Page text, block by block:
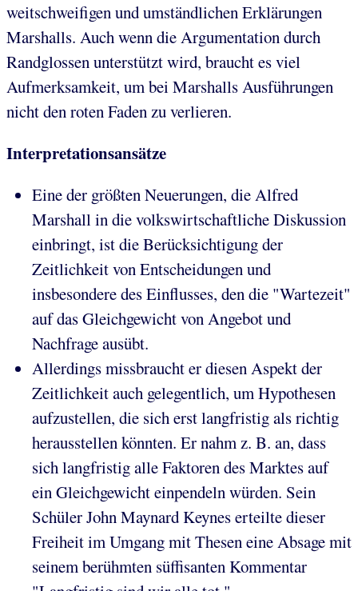
weitschweifigen und umständlichen Erklärungen
Marshalls. Auch wenn die Argumentation durch
Randglossen unterstützt wird, braucht es viel
Aufmerksamkeit, um bei Marshalls Ausführungen
nicht den roten Faden zu verlieren.
Interpretationsansätze
Eine der größten Neuerungen, die Alfred
Marshall in die volkswirtschaftliche Diskussion
einbringt, ist die Berücksichtigung der
Zeitlichkeit von Entscheidungen und
insbesondere des Einflusses, den die "Wartezeit"
auf das Gleichgewicht von Angebot und
Nachfrage ausübt.
Allerdings missbraucht er diesen Aspekt der
Zeitlichkeit auch gelegentlich, um Hypothesen
aufzustellen, die sich erst langfristig als richtig
herausstellen könnten. Er nahm z. B. an, dass
sich langfristig alle Faktoren des Marktes auf
ein Gleichgewicht einpendeln würden. Sein
Schüler John Maynard Keynes erteilte dieser
Freiheit im Umgang mit Thesen eine Absage mit
seinem berühmten süffisanten Kommentar